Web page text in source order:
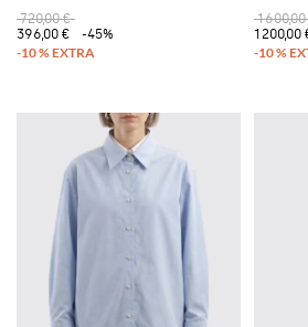
720,00 €
396,00 €
-45%
1
1 200,00